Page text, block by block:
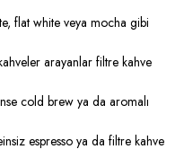
flat white veya mocha gibi
arayanlar filtre kahve
cold brew ya da aromalı
espresso ya da filtre kahve